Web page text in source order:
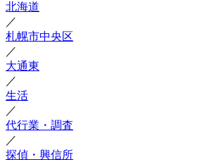
北海道
／
札幌市中央区
／
大通東
／
生活
／
代行業・調査
／
探偵・興信所